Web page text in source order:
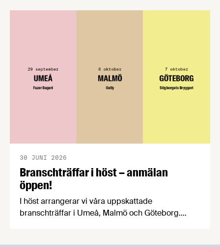
Branschträffar i höst – anmälan
öppen!
30 JUNI 2026
I höst arrangerar vi våra uppskattade
branschträffar i Umeå, Malmö och Göteborg.